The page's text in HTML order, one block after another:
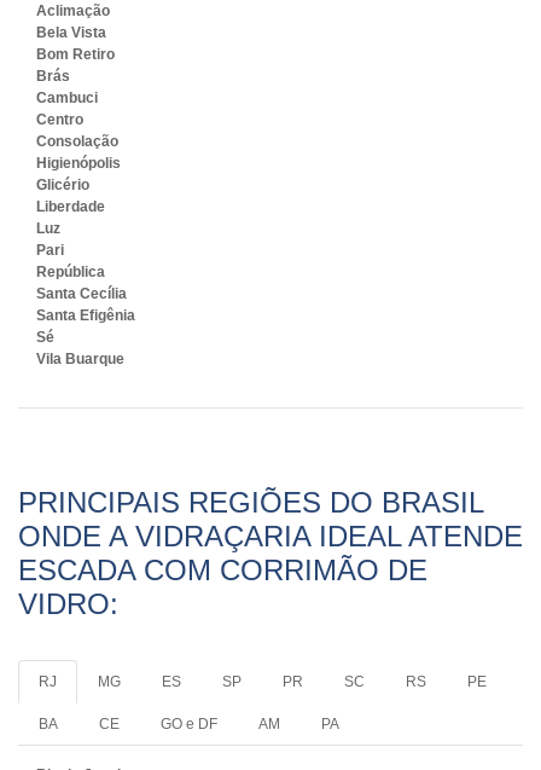
Aclimação
Bela Vista
Bom Retiro
Brás
Cambuci
Centro
Consolação
Higienópolis
Glicério
Liberdade
Luz
Pari
República
Santa Cecília
Santa Efigênia
Sé
Vila Buarque
PRINCIPAIS REGIÕES DO BRASIL
ONDE A VIDRAÇARIA IDEAL ATENDE
ESCADA COM CORRIMÃO DE
VIDRO:
RJ MG ES SP PR SC RS PE
BA CE GO e DF AM PA